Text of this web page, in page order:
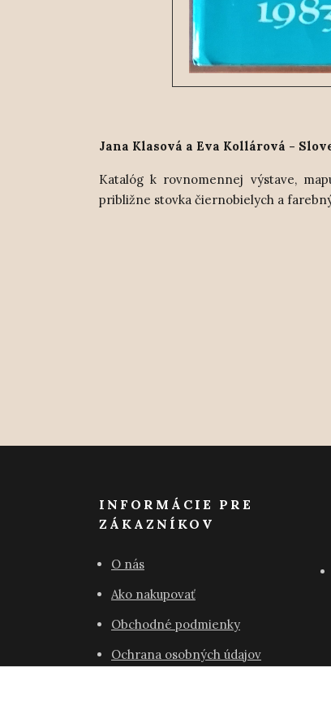
Jana Klasová a Eva Kollárová -
Katalóg k rovnomennej výstave,
približne stovka čiernobielych a
INFORMÁCIE PRE
ZÁKAZNÍKOV
O nás
Ako nakupovať
Obchodné podmienky
Ochrana osobných údajov